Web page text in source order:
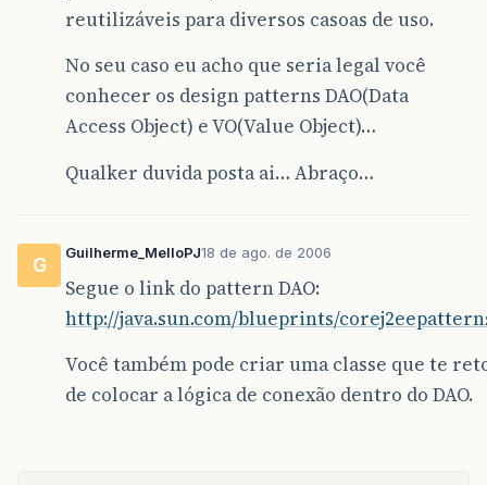
reutilizáveis para diversos casoas de uso.
No seu caso eu acho que seria legal você
conhecer os design patterns DAO(Data
Access Object) e VO(Value Object)…
Qualker duvida posta ai… Abraço…
G
Guilherme_MelloPJ18 de ago. de 2006
Segue o link do pattern DAO:
http://java.sun.com/blueprints/
Você também pode criar uma classe que te
de colocar a lógica de conexão dentro do DAO.